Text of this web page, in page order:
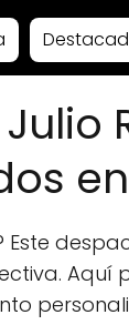
Aquí